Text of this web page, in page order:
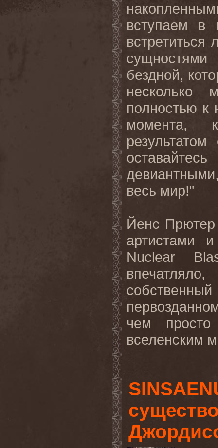
вступаем в
бездной,
полностью
момента,
оставайтесь
девиантными
весь мир!"
Йенс
артистами
Nuclear
чем
просто
вселенским